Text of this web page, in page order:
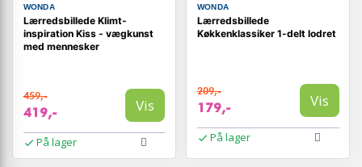
WONDA
Lærredsbillede Klimt-
inspiration Kiss - vægkunst
med mennesker
459,-
419,- Vis
På lager
WONDA
Lærredsbillede
Køkkenklassiker 1-delt lodret
209,-
179,- Vis
På lager